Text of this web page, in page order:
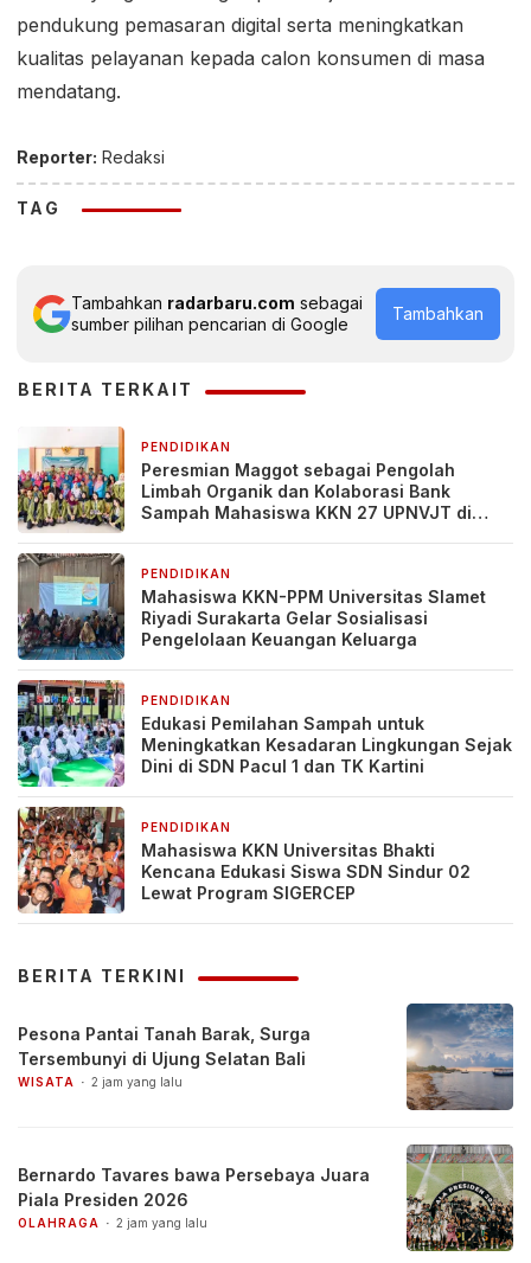
pendukung pemasaran digital serta meningkatkan
kualitas pelayanan kepada calon konsumen di masa
mendatang.
Reporter: Redaksi
TAG
Tambahkan radarbaru.com sebagai
sumber pilihan pencarian di Google
Tambahkan
BERITA TERKAIT
PENDIDIKAN
Peresmian Maggot sebagai Pengolah
Limbah Organik dan Kolaborasi Bank
Sampah Mahasiswa KKN 27 UPNVJT di
PENDIDIKAN
Mahasiswa KKN-PPM Universitas Slamet
Riyadi Surakarta Gelar Sosialisasi
Pengelolaan Keuangan Keluarga
PENDIDIKAN
Edukasi Pemilahan Sampah untuk
Meningkatkan Kesadaran Lingkungan Sejak
Dini di SDN Pacul 1 dan TK Kartini
PENDIDIKAN
Mahasiswa KKN Universitas Bhakti
Kencana Edukasi Siswa SDN Sindur 02
Lewat Program SIGERCEP
BERITA TERKINI
Pesona Pantai Tanah Barak, Surga
Tersembunyi di Ujung Selatan Bali
WISATA 2 jam yang lalu
Bernardo Tavares bawa Persebaya Juara
Piala Presiden 2026
OLAHRAGA 2 jam yang lalu